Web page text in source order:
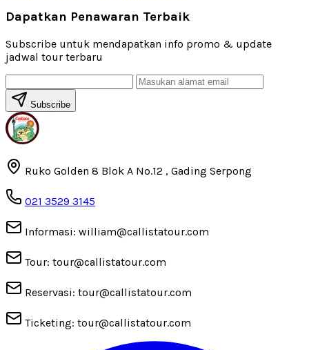
Dapatkan Penawaran Terbaik
Subscribe untuk mendapatkan info promo & update
jadwal tour terbaru
Subscribe
Ruko Golden 8 Blok A No.12 , Gading Serpong
021 3529 3145
Informasi: william@callistatour.com
Tour: tour@callistatour.com
Reservasi: tour@callistatour.com
Ticketing: tour@callistatour.com